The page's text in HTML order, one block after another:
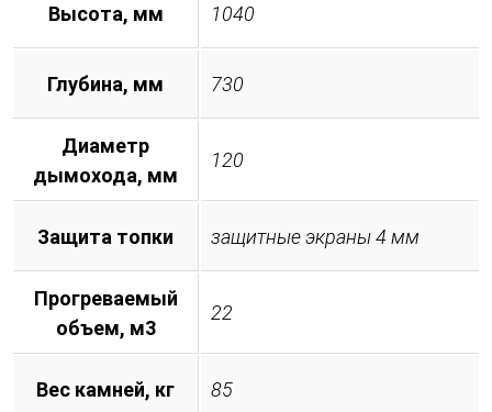
Высота, мм 1040
Глубина, мм 730
Диаметр
дымохода, мм
120
Защита топки защитные экраны 4 мм
Прогреваемый
объем, м3
22
Вес камней, кг 85